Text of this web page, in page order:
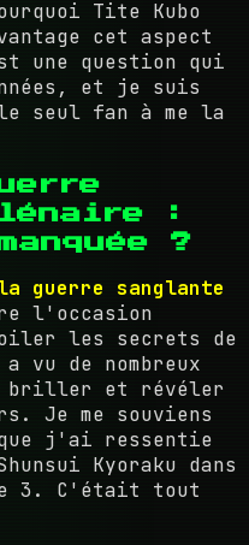
Tite Kubo
cet aspect
une question qui
et je suis
seul fan à me la
:
?
guerre sanglante
l'occasion
les secrets de
vu de nombreux
briller et révéler
Je me souviens
j'ai ressentie
Kyoraku dans
3. C'était tout